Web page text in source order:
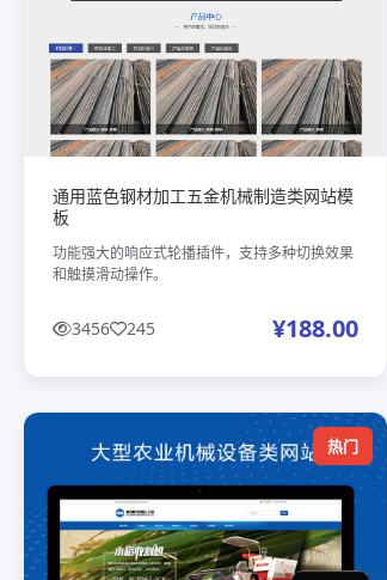
通用蓝色钢材加工五金机械制造类网站模
板
功能强大的响应式轮播插件，支持多种切换效果
和触摸滑动操作。
3456 245 ¥188.00
热门